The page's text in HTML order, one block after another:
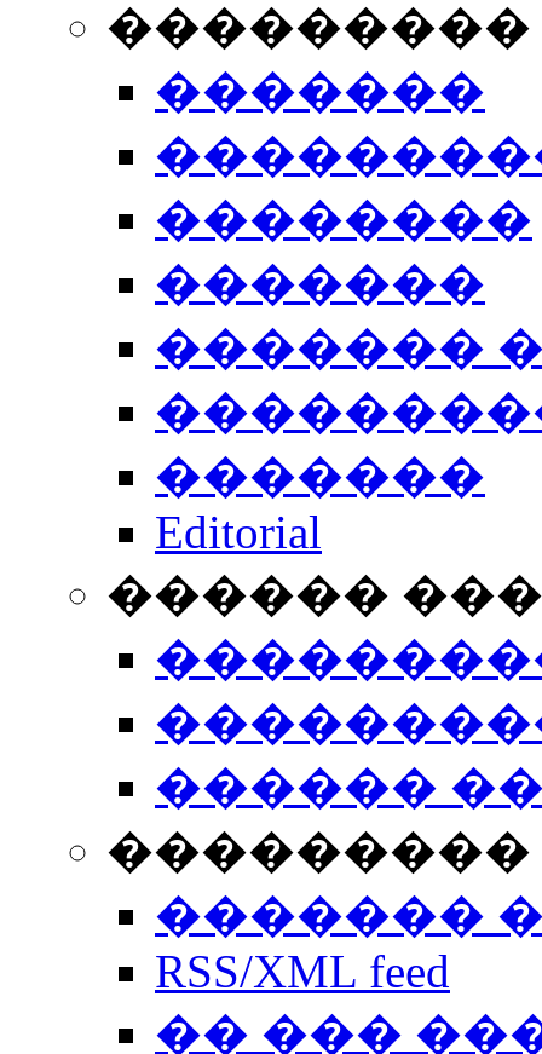
�������
��������
�������
�������
�������
Editorial
������
������
���������
�������
RSS/XML feed
�� ���